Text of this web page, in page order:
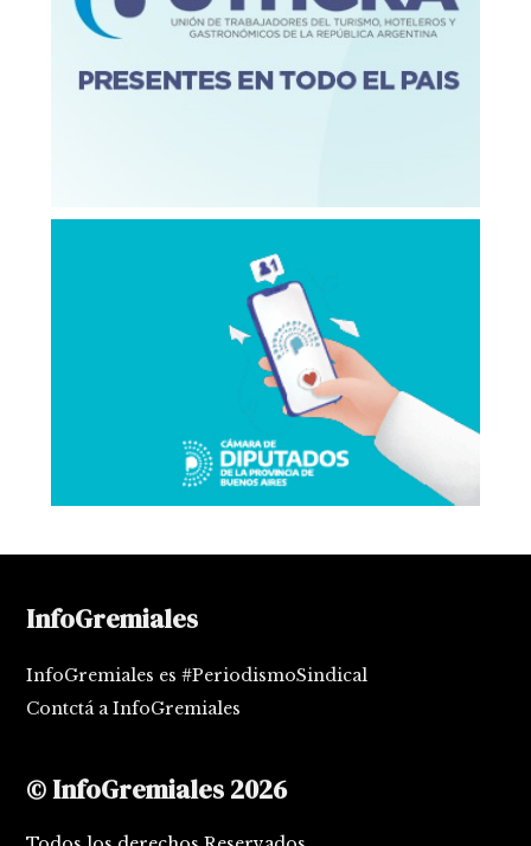
InfoGremiales
InfoGremiales es #PeriodismoSindical
Contctá a InfoGremiales
© InfoGremiales 2026